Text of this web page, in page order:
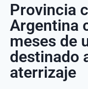
Provincia
Argentina
meses de
destinado
aterrizaje